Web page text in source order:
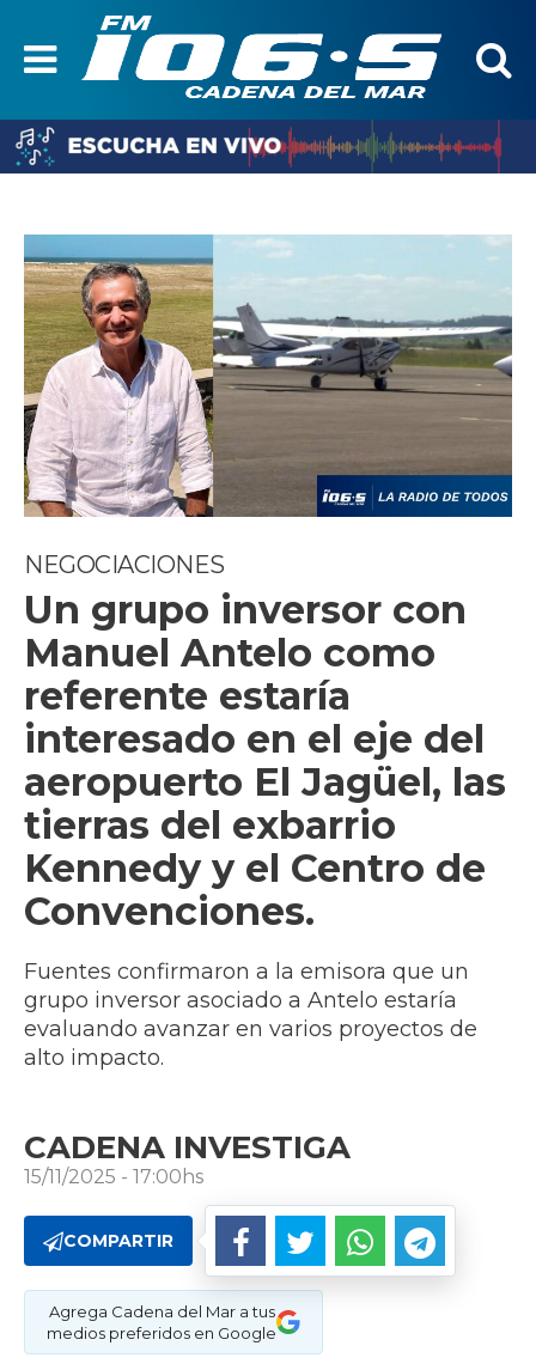
NEGOCIACIONES
Un grupo inversor con
Manuel Antelo como
referente estaría
interesado en el eje del
aeropuerto El Jagüel, las
tierras del exbarrio
Kennedy y el Centro de
Convenciones.
Fuentes confirmaron a la emisora que un
grupo inversor asociado a Antelo estaría
evaluando avanzar en varios proyectos de
alto impacto.
CADENA INVESTIGA
15/11/2025 - 17:00hs
COMPARTIR
Agrega Cadena del Mar a tus
medios preferidos en Google